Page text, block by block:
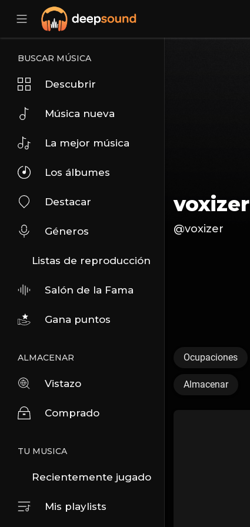
BUSCAR MÚSICA
Descubrir
Música nueva
La mejor música
Los álbumes
Destacar
Géneros
Listas de reproducción
Salón de la Fama
Gana puntos
ALMACENAR
Vistazo
Comprado
TU MUSICA
Recientemente jugado
Mis playlists
voxizer
@voxizer
Ocupaciones
Almacenar